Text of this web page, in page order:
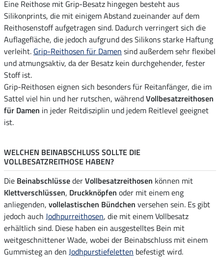
Eine Reithose mit Grip-Besatz hingegen besteht aus
Silikonprints, die mit einigem Abstand zueinander auf dem
Reithosenstoff aufgetragen sind. Dadurch verringert sich die
Auflagefläche, die jedoch aufgrund des Silikons starke Haftung
verleiht. Grip-Reithosen für Damen sind außerdem sehr flexibel
und atmungsaktiv, da der Besatz kein durchgehender, fester
Stoff ist.
Grip-Reithosen eignen sich besonders für Reitanfänger, die im
Sattel viel hin und her rutschen, währendVollbesatzreithosen
für Damen in jeder Reitdisziplin und jedem Reitlevel geeignet
ist.
WELCHEN BEINABSCHLUSS SOLLTE DIE
VOLLBESATZREITHOSE HABEN?
Die BeinabschlüssederVollbesatzreithosen können mit
Klettverschlüssen, Druckknöpfen oder mit einem eng
anliegenden, vollelastischen Bündchen versehen sein. Es gibt
jedoch auch Jodhpurreithosen, die mit einem Vollbesatz
erhältlich sind. Diese haben ein ausgestelltes Bein mit
weitgeschnittener Wade, wobei der Beinabschluss mit einem
Gummisteg an den Jodhpurstiefeletten befestigt wird.